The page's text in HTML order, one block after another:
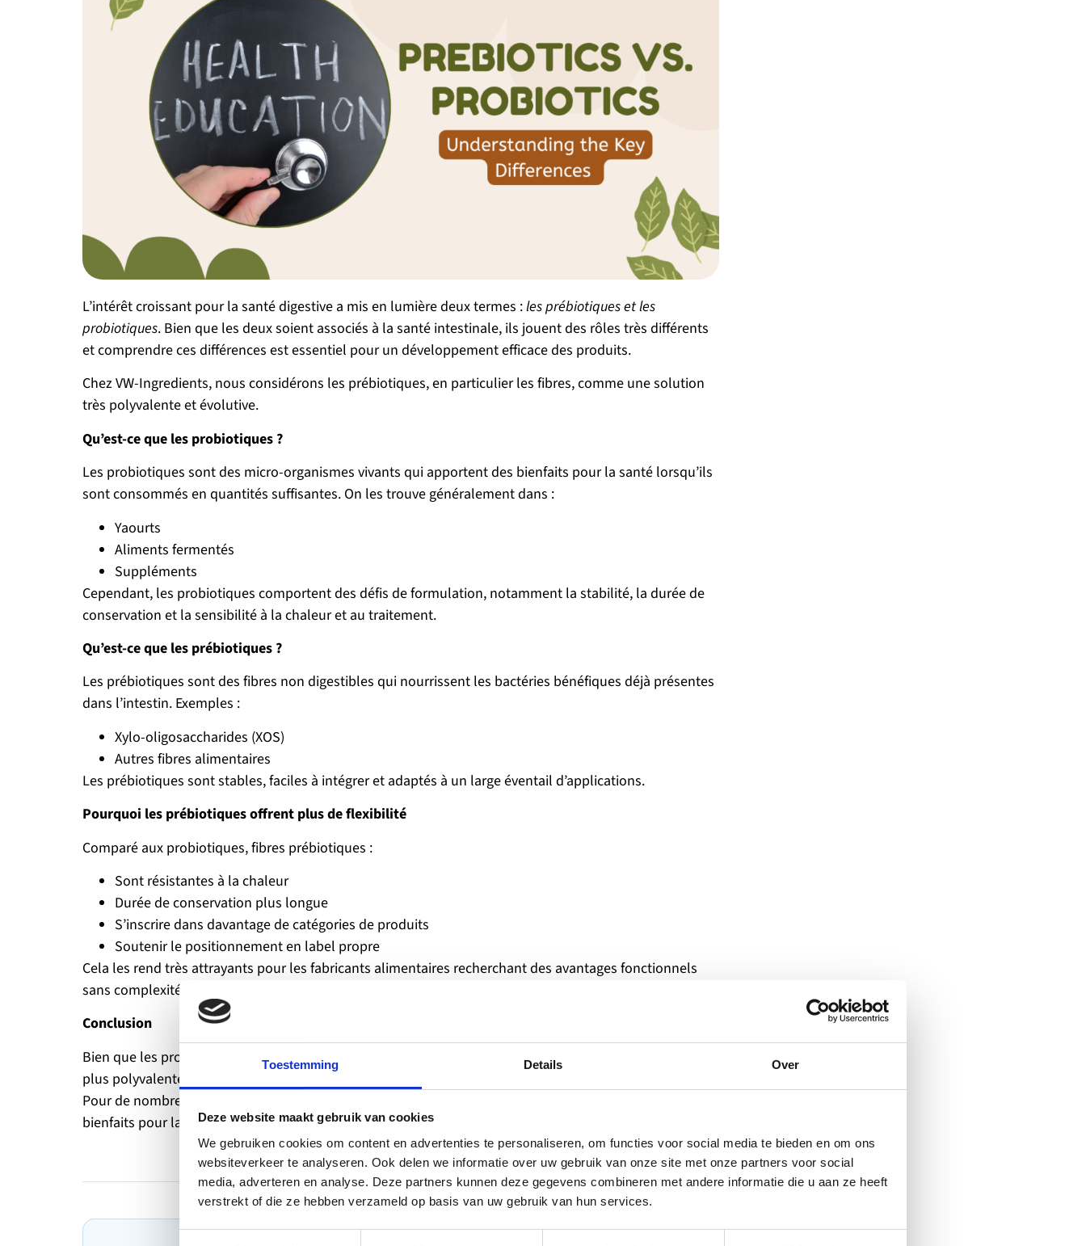
Toestemming Details Over
Deze website maakt gebruik van cookies
We gebruiken cookies om content en advertenties te personaliseren, om functies voor social media te bieden en om ons
websiteverkeer te analyseren. Ook delen we informatie over uw gebruik van onze site met onze partners voor social
media, adverteren en analyse. Deze partners kunnen deze gegevens combineren met andere informatie die u aan ze heeft
verstrekt of die ze hebben verzameld op basis van uw gebruik van hun services.
L’intérêt croissant pour la santé digestive a mis en lumière deux termes :les prébiotiques et les
probiotiques. Bien que les deux soient associés à la santé intestinale, ils jouent des rôles très différents
et comprendre ces différences est essentiel pour un développement efficace des produits.
Chez VW-Ingredients, nous considérons les prébiotiques, en particulier les fibres, comme une solution
très polyvalente et évolutive.
Qu’est-ce que les probiotiques ?
Les probiotiques sont des micro-organismes vivants qui apportent des bienfaits pour la santé lorsqu’ils
sont consommés en quantités suffisantes. On les trouve généralement dans :
Yaourts
Aliments fermentés
Suppléments
Cependant, les probiotiques comportent des défis de formulation, notamment la stabilité, la durée de
conservation et la sensibilité à la chaleur et au traitement.
Qu’est-ce que les prébiotiques ?
Les prébiotiques sont des fibres non digestibles qui nourrissent les bactéries bénéfiques déjà présentes
dans l’intestin. Exemples :
Xylo-oligosaccharides (XOS)
Autres fibres alimentaires
Les prébiotiques sont stables, faciles à intégrer et adaptés à un large éventail d’applications.
Pourquoi les prébiotiques offrent plus de flexibilité
Comparé aux probiotiques, fibres prébiotiques :
Sont résistantes à la chaleur
Durée de conservation plus longue
S’inscrire dans davantage de catégories de produits
Soutenir le positionnement en label propre
Cela les rend très attrayants pour les fabricants alimentaires recherchant des avantages fonctionnels
sans complexité technique.
Conclusion
Bien que les probiotiques continuent de jouer un rôle important, les prébiotiques offrent une solution
plus polyvalente et plus adaptée à la formulation.
Pour de nombreuses applications, les fibres représentent le moyen le plus efficace d’apporter des
bienfaits pour la santé digestive.